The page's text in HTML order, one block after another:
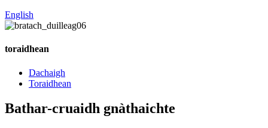
English
toraidhean
Dachaigh
Toraidhean
Bathar-cruaidh gnàthaichte